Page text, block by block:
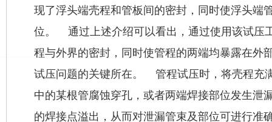
现了浮头端壳程和管板间的密封，同时使浮头端
位。 通过上述介绍可以看出，通过使用该试压
程与外界的密封，同时使管程的两端均暴露在外
试压问题的关键所在。 管程试压时，将壳程充
中的某根管腐蚀穿孔，或者两端焊接部位发生泄
的焊接点溢出，从而对泄漏管束及部位可进行准